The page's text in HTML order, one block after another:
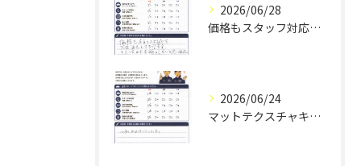
2026/06/28
価格もスタッフ対応も大変満足！ランドクルーザーFJお客様の声
2026/06/24
マットテクスチャキーパー施工後のお客様の声